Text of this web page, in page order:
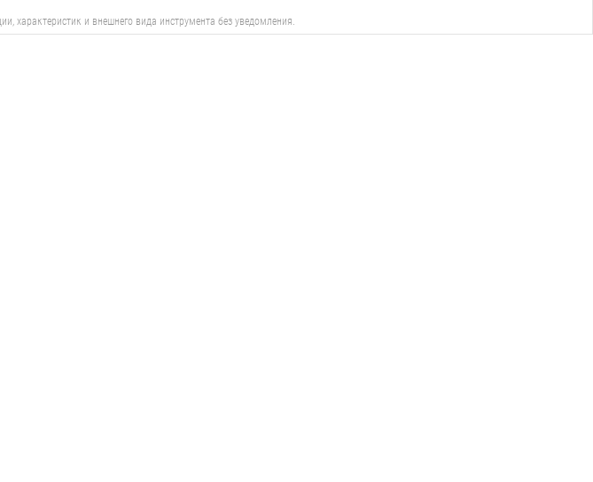
характеристик и внешнего вида инструмента без уведомления.